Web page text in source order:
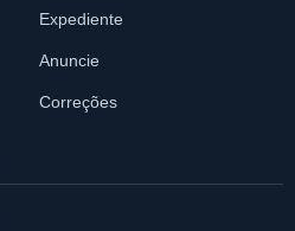
Expediente
Anuncie
Correções